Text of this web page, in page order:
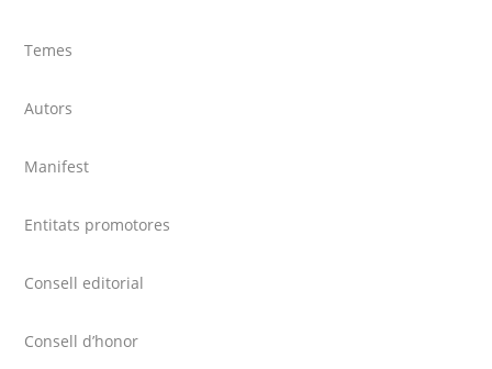
Temes
Autors
Manifest
Entitats promotores
Consell editorial
Consell d’honor